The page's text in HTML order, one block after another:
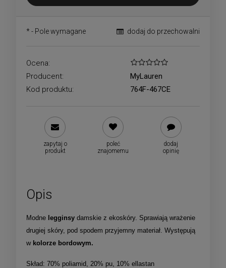
dodaj do przechowalni
* - Pole wymagane
Ocena:
Producent:
MyLauren
Kod produktu:
764F-467CE
zapytaj o
produkt
poleć
znajomemu
dodaj
opinię
Opis
Modne legginsy damskie z ekoskóry. Sprawiają wrażenie
drugiej skóry, pod spodem przyjemny materiał. Występują
wkolorze bordowym.
Skład: 70% poliamid, 20% pu, 10% ellastan